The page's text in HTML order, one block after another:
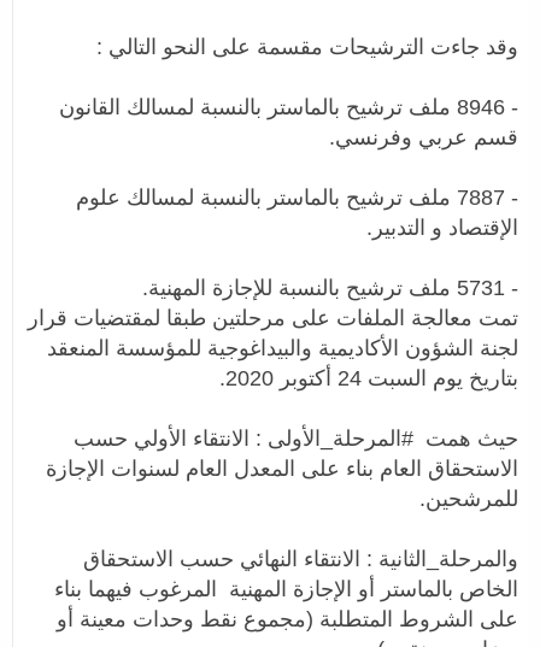
وقد جاءت الترشيحات مقسمة على النحو التالي :
- 8946 ملف ترشيح بالماستر بالنسبة لمسالك القانون
قسم عربي وفرنسي.
- 7887 ملف ترشيح بالماستر بالنسبة لمسالك علوم
الإقتصاد و التدبير.
- 5731 ملف ترشيح بالنسبة للإجازة المهنية.
تمت معالجة الملفات على مرحلتين طبقا لمقتضيات قرار
لجنة الشؤون الأكاديمية والبيداغوجية للمؤسسة المنعقد
بتاريخ يوم السبت 24 أكتوبر 2020.
حيث همت #المرحلة_الأولى : الانتقاء الأولي حسب
الاستحقاق العام بناء على المعدل العام لسنوات الإجازة
للمرشحين.
والمرحلة_الثانية : الانتقاء النهائي حسب الاستحقاق
الخاص بالماستر أو الإجازة المهنية المرغوب فيهما بناء
على الشروط المتطلبة (مجموع نقط وحدات معينة أو